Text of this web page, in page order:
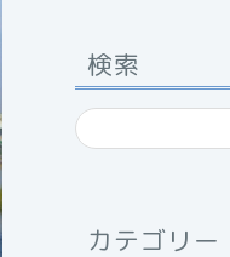
検索
カテゴリー